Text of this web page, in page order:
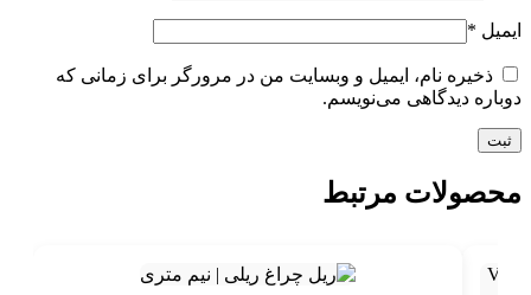
ایمیل *
ذخیره نام، ایمیل و وبسایت من در مرورگر برای زمانی که
دوباره دیدگاهی می‌نویسم.
محصولات مرتبط